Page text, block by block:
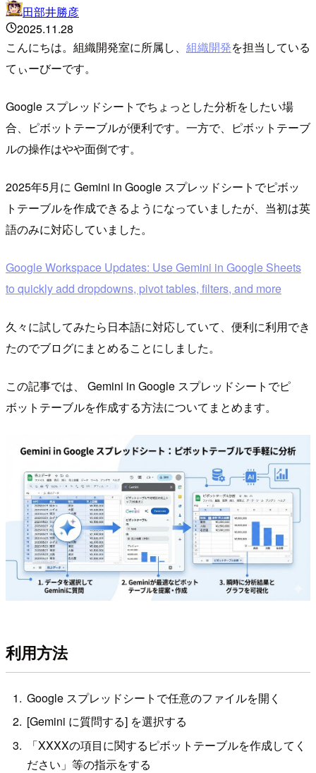
田部井勝彦
2025.11.28
こんにちは。組織開発室に所属し、 組織開発を担当している
てぃーびーです。
Google スプレッドシートでちょっとした分析をしたい場
合、ピボットテーブルが便利です。一方で、ピボットテーブ
ルの操作はやや面倒です。
2025年5月に Gemini in Google スプレッドシートでピボッ
トテーブルを作成できるようになっていましたが、当初は英
語のみに対応していました。
Google Workspace Updates: Use Gemini in Google Sheets
to quickly add dropdowns, pivot tables, filters, and more
久々に試してみたら日本語に対応していて、便利に利用でき
たのでブログにまとめることにしました。
この記事では、 Gemini in Google スプレッドシートでピ
ボットテーブルを作成する方法についてまとめます。
利用方法
Google スプレッドシートで任意のファイルを開く
[Gemini に質問する] を選択する
「XXXXの項目に関するピボットテーブルを作成してく
ださい」等の指示をする